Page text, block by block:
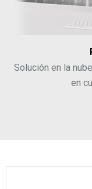
Solución en la
en